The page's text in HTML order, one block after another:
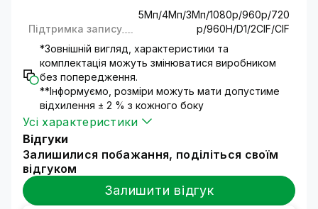
офіс, магазин і склад і т.д.
Представлена модель сумісна з мобільними
пристроями, тобто у вас буде можливість
перегляду відеозаписів через спеціальні
додатки (для iOS, Android і ін.).
Реєстратор GreenVision V-N-S019/9 працює на
основі операційної системи Linux , яка має
стійкий імунітет до вірусів і хакерських атак.
Кількість 1 слота для HDD диска (8 ТВ) для
зберігання записаних зображень. Підтримка
хмарних сервісів.
Гарантія та доставка
Інтернет-магазин доставляє товар по всій
Підтримка запису
5Mп/4Mп/3Mп/1080p/960p/720
p/960H/D1/2CIF/CIF
*Зовнішній вигляд, характеристики та
комплектація можуть змінюватися виробником
без попередження.
**Інформуємо, розміри можуть мати допустиме
відхилення ± 2 % з кожного боку
Усі характеристики
Відгуки
Залишилися побажання, поділіться своїм
відгуком
Залишити відгук